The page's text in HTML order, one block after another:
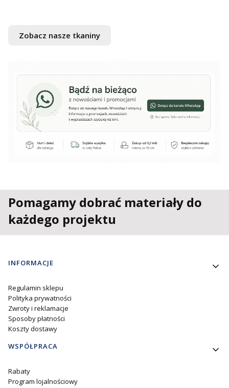
Zobacz nasze tkaniny
Pomagamy dobrać materiały do
każdego projektu
Linki w stopce
INFORMACJE
Regulamin sklepu
Polityka prywatności
Zwroty i reklamacje
Sposoby płatności
Koszty dostawy
WSPÓŁPRACA
Rabaty
Program lojalnościowy